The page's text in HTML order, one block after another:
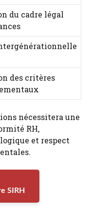
du cadre légal
des critères
nécessitera une
RH,
et respect
SIRH